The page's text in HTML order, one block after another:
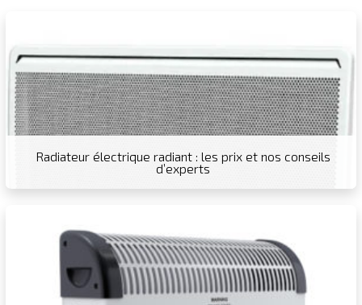
Radiateur électrique radiant : les prix et nos conseils
d’experts